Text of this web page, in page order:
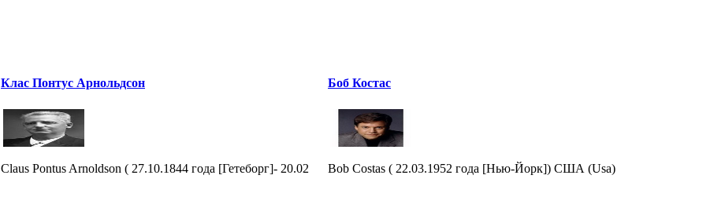
Клас Понтус Арнольдсон
Claus Pontus Arnoldson ( 27.10.1844 года [Гетеборг]- 20.02
Боб Костас
Bob Costas ( 22.03.1952 года [Нью-Йорк]) США (Usa)